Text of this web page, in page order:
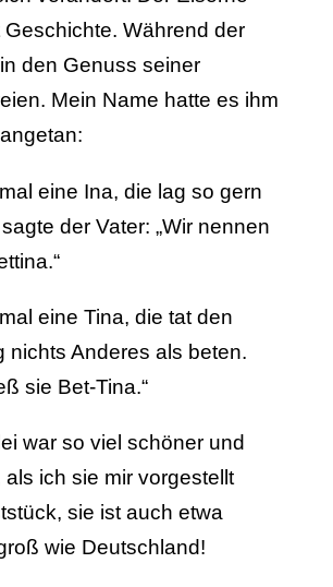
Geschichte. Während der
den Genuss seiner
Mein Name hatte es ihm
eine Ina, die lag so gern
der Vater: „Wir nennen
eine Tina, die tat den
nichts Anderes als beten.
sie Bet-Tina.“
war so viel schöner und
als ich sie mir vorgestellt
sie ist auch etwa
wie Deutschland!